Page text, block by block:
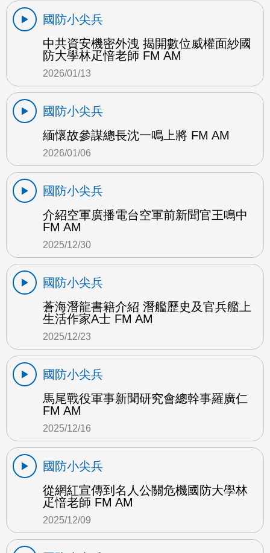
國防小尖兵
中共資安機密外洩 揭開數位威權面紗國
防大學林疋愔老師 FM AM
2026/01/13
國防小尖兵
緬懷故參謀總長沈一鳴上將 FM AM
2026/01/06
國防小尖兵
介紹空軍廣播電台空軍前新聞官王鳴中
FM AM
2025/12/30
國防小尖兵
蒼海潛龍書籍介紹 潛艦歷史及官兵艦上
生活作家A士 FM AM
2025/12/23
國防小尖兵
馬尾戰役軍事新聞研究會總幹事羅廣仁
FM AM
2025/12/16
國防小尖兵
從網紅宣傳到名人公關危機國防大學林
疋愔老師 FM AM
2025/12/09